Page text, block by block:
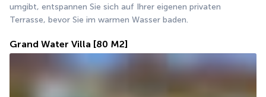
umgibt, entspannen Sie sich auf Ihrer eigenen privaten
Terrasse, bevor Sie im warmen Wasser baden.
Grand Water Villa [80 M2]